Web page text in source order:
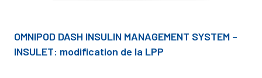
OMNIPOD DASH INSULIN MANAGEMENT SYSTEM –
INSULET: modification de la LPP